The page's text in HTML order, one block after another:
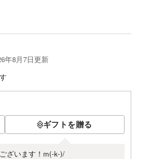
年8月7日更新
ギフトを贈る
ざいます！m(-k-)/